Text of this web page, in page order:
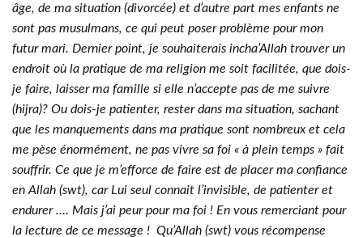
âge, de ma situation (divorcée) et d’autre part mes enfants ne
sont pas musulmans, ce qui peut poser problème pour mon
futur mari. Dernier point, je souhaiterais incha’Allah trouver un
endroit où la pratique de ma religion me soit facilitée, que dois-
je faire, laisser ma famille si elle n’accepte pas de me suivre
(hijra)? Ou dois-je patienter, rester dans ma situation, sachant
que les manquements dans ma pratique sont nombreux et cela
me pèse énormément, ne pas vivre sa foi « à plein temps » fait
souffrir. Ce que je m’efforce de faire est de placer ma confiance
en Allah (swt), car Lui seul connait l’invisible, de patienter et
endurer …. Mais j’ai peur pour ma foi ! En vous remerciant pour
la lecture de ce message ! Qu’Allah (swt) vous récompense